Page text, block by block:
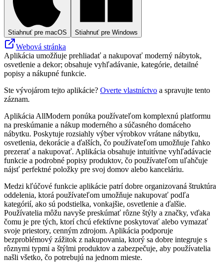
Stiahnuť pre macOS Stiahnuť pre Windows
Webová stránka
Aplikácia umožňuje prehliadať a nakupovať moderný nábytok,
osvetlenie a dekor; obsahuje vyhľadávanie, kategórie, detailné
popisy a nákupné funkcie.
Ste vývojárom tejto aplikácie? Overte vlastníctvo a spravujte tento
záznam.
Aplikácia AllModern ponúka používateľom komplexnú platformu
na preskúmanie a nákup moderného a súčasného domáceho
nábytku. Poskytuje rozsiahly výber výrobkov vrátane nábytku,
osvetlenia, dekorácie a ďalších, čo používateľom umožňuje ľahko
prezerať a nakupovať. Aplikácia obsahuje intuitívne vyhľadávacie
funkcie a podrobné popisy produktov, čo používateľom uľahčuje
nájsť perfektné položky pre svoj domov alebo kanceláriu.
Medzi kľúčové funkcie aplikácie patrí dobre organizovaná štruktúra
oddelenia, ktorá používateľom umožňuje nakupovať podľa
kategórií, ako sú podstielka, vonkajšie, osvetlenie a ďalšie.
Používatelia môžu navyše preskúmať rôzne štýly a značky, vďaka
čomu je pre tých, ktorí chcú efektívne poskytovať alebo vymazať
svoje priestory, cenným zdrojom. Aplikácia podporuje
bezproblémový zážitok z nakupovania, ktorý sa dobre integruje s
rôznymi typmi a štýlmi produktov a zabezpečuje, aby používatelia
našli všetko, čo potrebujú na jednom mieste.